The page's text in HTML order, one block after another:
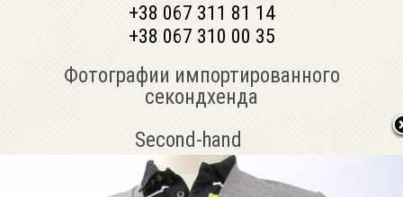
+38 067 311 81 14
+38 067 310 00 35
Фотографии импортированного
секондхенда
Second-hand